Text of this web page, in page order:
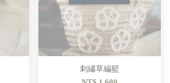
刺繡草編籃